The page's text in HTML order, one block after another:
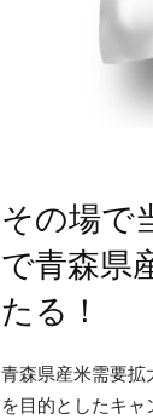
その場で
で青森県
たる！
青森県産米需要
を目的としたキ